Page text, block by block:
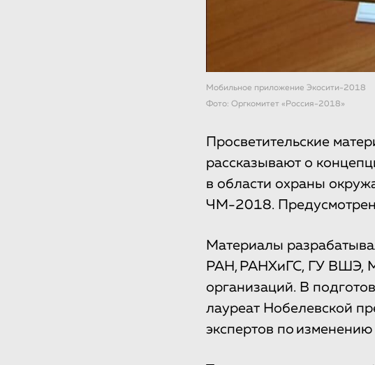
Мобильное приложение Экосити-2018
Фото: Оргкомитет «Россия-2018»
Просветительские
рассказывают о
в области охраны
ЧМ-2018.
Материалы
РАН, РАНХиГС, ГУ ВШЭ,
организаций. В
лауреат Нобелевской
экспертов по